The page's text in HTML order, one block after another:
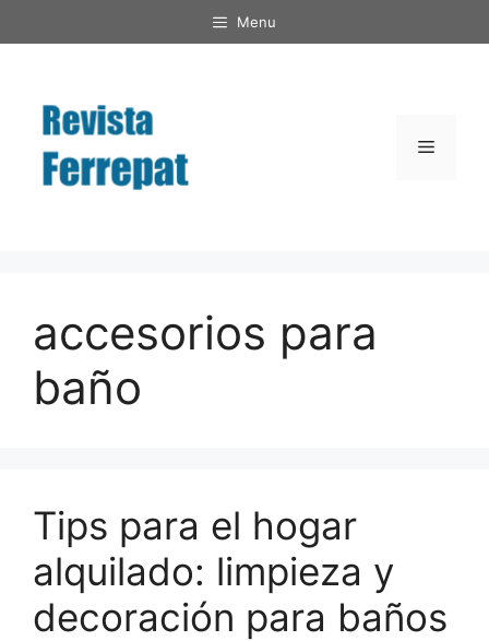
al
Menu
Menú
accesorios para
baño
Tips para el hogar
alquilado: limpieza y
decoración para baños